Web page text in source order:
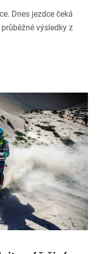
Dnes jezdce čeká
výsledky z